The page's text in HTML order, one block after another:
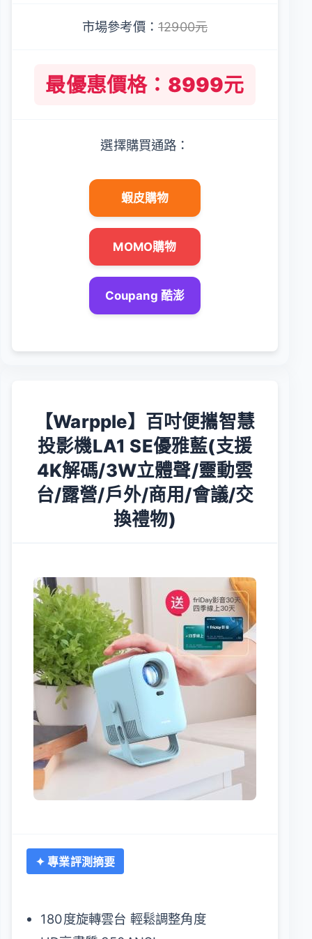
市場參考價： 12900元
最優惠價格：8999元
選擇購買通路：
蝦皮購物
MOMO購物
Coupang 酷澎
【Warpple】百吋便攜智慧
投影機LA1 SE優雅藍(支援
4K解碼/3W立體聲/靈動雲
台/露營/戶外/商用/會議/交
換禮物)
✦ 專業評測摘要
180度旋轉雲台 輕鬆調整角度